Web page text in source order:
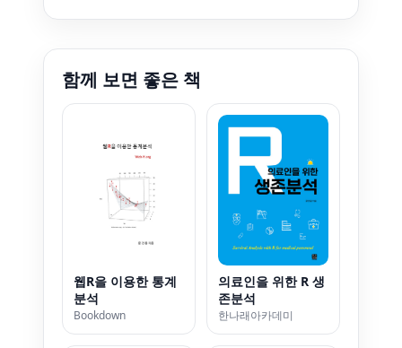
함께 보면 좋은 책
웹R을 이용한 통계
분석
Bookdown
의료인을 위한 R 생
존분석
한나래아카데미